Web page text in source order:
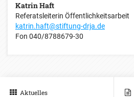
Katrin Haft
Referatsleiterin Öffentlichkeitsarbeit
katrin.haft@stiftung-drja.de
Fon 040/8788679-30
Aktuelles